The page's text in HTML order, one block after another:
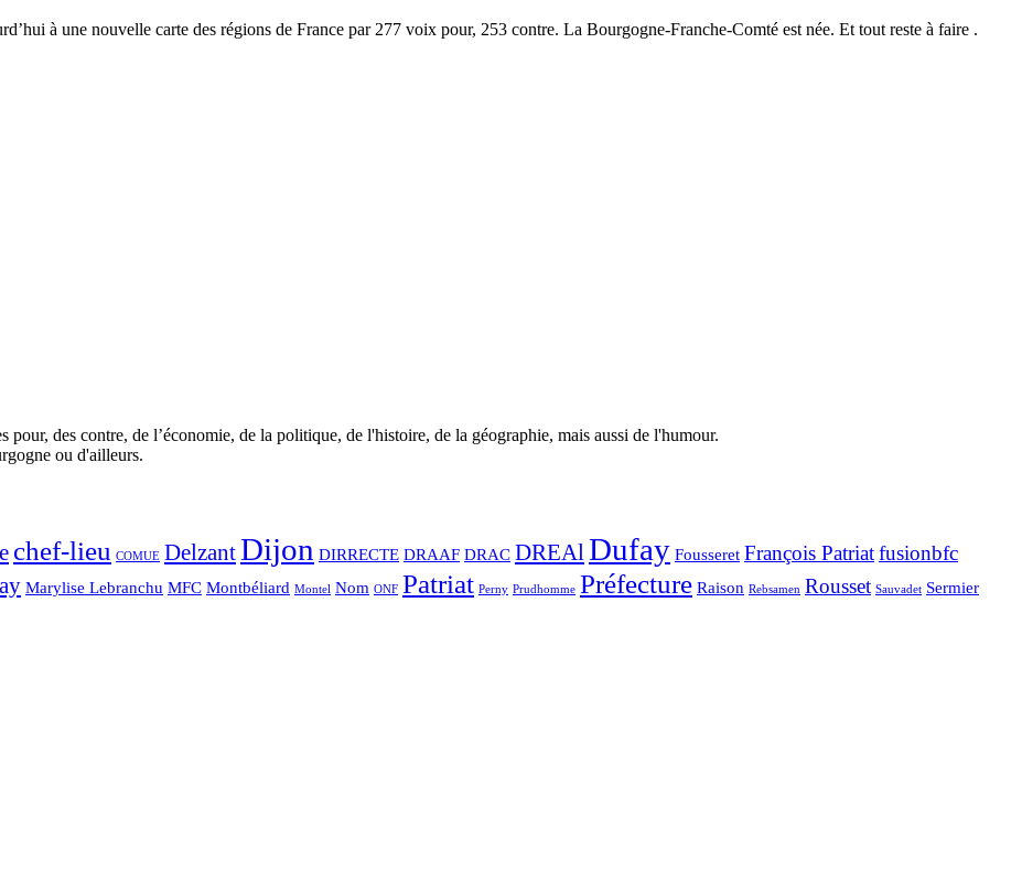
à une nouvelle carte des régions de France par 277 voix pour, 253 contre. La Bourgogne-Franche-Comté est née. Et tout reste à faire .
des contre, de l’économie, de la politique, de l'histoire, de la géographie, mais aussi de l'humour.
ou d'ailleurs.
chef-lieu COMUE DelzantDijon DIRRECTE DRAAF DRAC DREAlDufay Fousseret François Patriatfusionbfc
Marylise Lebranchu MFC Montbéliard Montel Nom ONF Patriat Perny Prudhomme Préfecture Raison Rebsamen Rousset Sauvadet Sermier